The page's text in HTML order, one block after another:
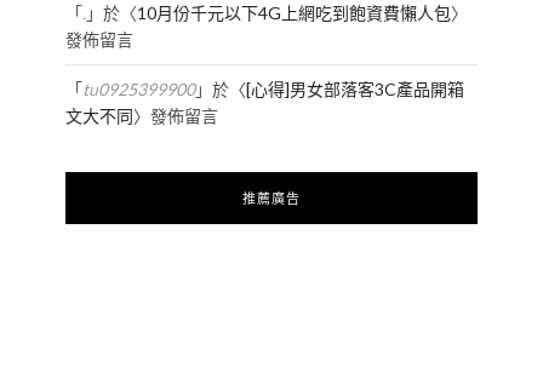
「.」於〈10月份千元以下4G上網吃到飽資費懶人包〉
發佈留言
「tu0925399900」於〈[心得]男女部落客3C產品開箱
文大不同〉發佈留言
推薦廣告